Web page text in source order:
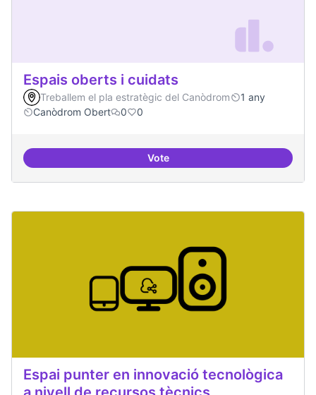
Espais oberts i cuidats
Treballem el pla estratègic del Canòdrom
1 any
Canòdrom Obert
0 0
VoteEspais oberts i cuidats
Espai punter en innovació tecnològica